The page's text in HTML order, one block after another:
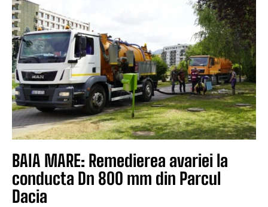
BAIA MARE: Remedierea avariei la
conducta Dn 800 mm din Parcul
Dacia